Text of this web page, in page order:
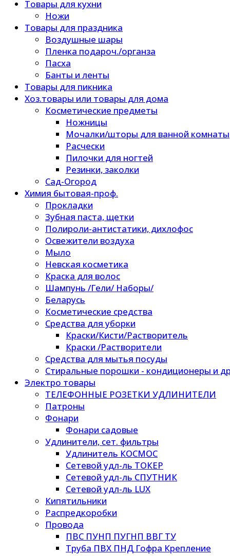
Товары для кухни
Ножи
Товары для праздника
Воздушные шары
Пленка подароч./органза
Пасха
Банты и ленты
Товары для пикника
Хоз.товары или товары для дома
Косметические предметы
Ножницы
Мочалки/шторы для ванной комнаты
Расчески
Пилочки для ногтей
Резинки, заколки
Сад-Огород
Химия бытовая-проф.
Прокладки
Зубная паста, щетки
Полироли-антистатики, дихлофос
Освежители воздуха
Мыло
Невская косметика
Краска для волос
Шампунь /Гели/ Наборы/
Беларусь
Косметические средства
Средства для уборки
Краски/Кисти/Растворитель
Краски /Растворители
Средства для мытья посуды
Стиральные порошки - кондиционеры и
Электро товары
ТЕЛЕФОННЫЕ РОЗЕТКИ УДЛИНИТЕЛИ
Патроны
Фонари
Фонари садовые
Удлинители, сет. фильтры
Удлинитель КОСМОС
Сетевой удл-ль ТОКЕР
Сетевой удл-ль СПУТНИК
Сетевой удл-ль LUX
Кипятильники
Распредкоробки
Провода
ПВС ПУНП ПУГНП ВВГ ТУ
Труба ПВХ ПНД Гофра Крепление